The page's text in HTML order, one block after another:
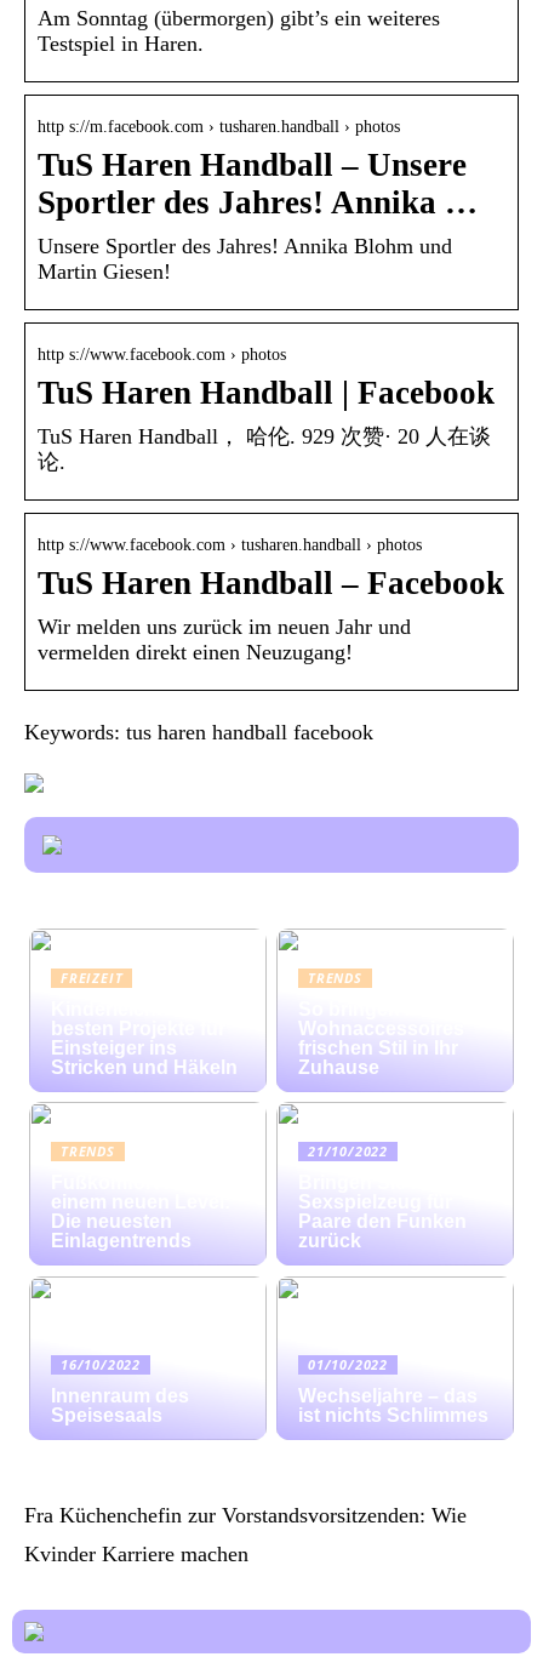
Am Sonntag (übermorgen) gibt’s ein weiteres
Testspiel in Haren.
http s://m.facebook.com › tusharen.handball › photos
TuS Haren Handball – Unsere
Sportler des Jahres! Annika …
Unsere Sportler des Jahres! Annika Blohm und
Martin Giesen!
http s://www.facebook.com › photos
TuS Haren Handball | Facebook
TuS Haren Handball， 哈伦. 929 次赞· 20 人在谈
论.
http s://www.facebook.com › tusharen.handball › photos
TuS Haren Handball – Facebook
Wir melden uns zurück im neuen Jahr und
vermelden direkt einen Neuzugang!
Keywords: tus haren handball facebook
FREIZEIT
besten Projekte für
Einsteiger ins
Stricken und Häkeln
TRENDS
Wohnaccessoires
frischen Stil in Ihr
Zuhause
TRENDS
einem neuen Level:
Die neuesten
Einlagentrends
21/10/2022
Sexspielzeug für
Paare den Funken
zurück
16/10/2022
Innenraum des
Speisesaals
01/10/2022
Wechseljahre – das
ist nichts Schlimmes
Fra Küchenchefin zur Vorstandsvorsitzenden: Wie
Kvinder Karriere machen